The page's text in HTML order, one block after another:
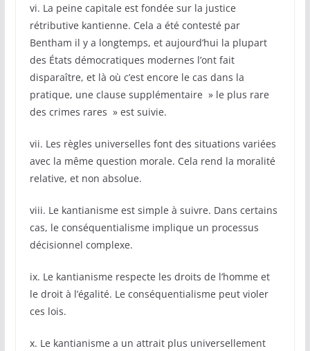
vi. La peine capitale est fondée sur la justice
rétributive kantienne. Cela a été contesté par
Bentham il y a longtemps, et aujourd’hui la plupart
des États démocratiques modernes l’ont fait
disparaître, et là où c’est encore le cas dans la
pratique, une clause supplémentaire » le plus rare
des crimes rares » est suivie.
vii. Les règles universelles font des situations variées
avec la même question morale. Cela rend la moralité
relative, et non absolue.
viii. Le kantianisme est simple à suivre. Dans certains
cas, le conséquentialisme implique un processus
décisionnel complexe.
ix. Le kantianisme respecte les droits de l’homme et
le droit à l’égalité. Le conséquentialisme peut violer
ces lois.
x. Le kantianisme a un attrait plus universellement